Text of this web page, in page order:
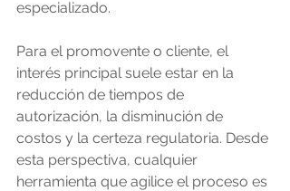
especializado.
Para el promovente o cliente, el
interés principal suele estar en la
reducción de tiempos de
autorización, la disminución de
costos y la certeza regulatoria. Desde
esta perspectiva, cualquier
herramienta que agilice el proceso es